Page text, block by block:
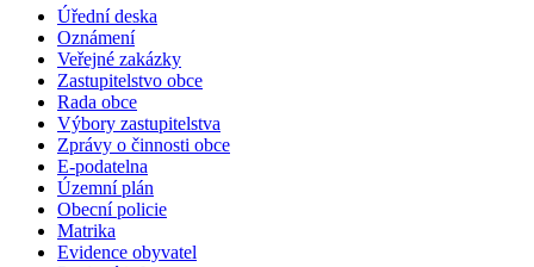
Úřední deska
Oznámení
Veřejné zakázky
Zastupitelstvo obce
Rada obce
Výbory zastupitelstva
Zprávy o činnosti obce
E-podatelna
Územní plán
Obecní policie
Matrika
Evidence obyvatel